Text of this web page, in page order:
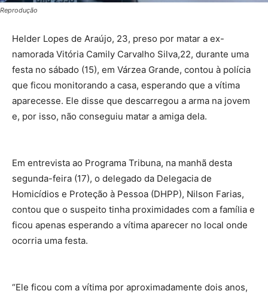
Reprodução
Helder Lopes de Araújo, 23, preso por matar a ex-
namorada Vitória Camily Carvalho Silva,22, durante uma
festa no sábado (15), em Várzea Grande, contou à polícia
que ficou monitorando a casa, esperando que a vítima
aparecesse. Ele disse que descarregou a arma na jovem
e, por isso, não conseguiu matar a amiga dela.
Em entrevista ao Programa Tribuna, na manhã desta
segunda-feira (17), o delegado da Delegacia de
Homicídios e Proteção à Pessoa (DHPP), Nilson Farias,
contou que o suspeito tinha proximidades com a família e
ficou apenas esperando a vítima aparecer no local onde
ocorria uma festa.
“Ele ficou com a vítima por aproximadamente dois anos,